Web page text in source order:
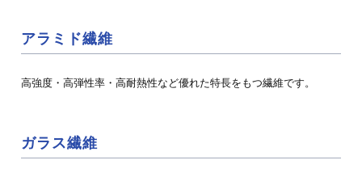
アラミド繊維
高強度・高弾性率・高耐熱性など優れた特長をもつ繊維です。
ガラス繊維
製紙